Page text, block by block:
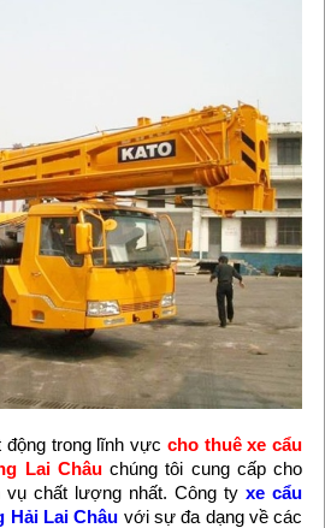
trong lĩnh vực cho thuê xe cẩu
Lai Châuchúng tôi cung cấp cho
vụ chất lượng nhất. Công tyxe cẩu
Hải Lai Châu với sự đa dạng về các